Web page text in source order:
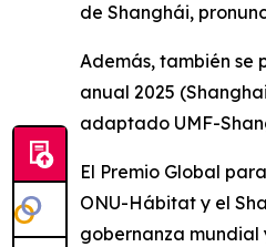
de Shanghái,
Además, también se
anual 2025
adaptado UMF-
El Premio Global
ONU-Hábitat y el
gobernanza mundial